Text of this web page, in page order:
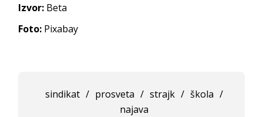
Izvor: Beta
Foto: Pixabay
sindikat / prosveta / strajk / škola /
najava